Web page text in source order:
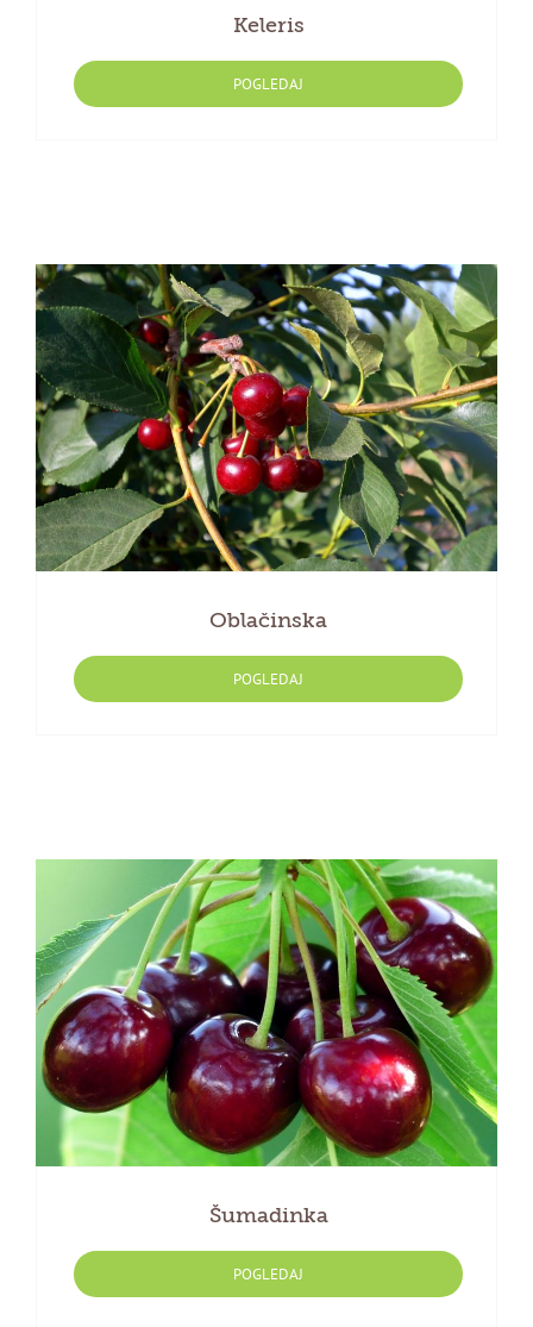
Keleris
POGLEDAJ
Oblačinska
POGLEDAJ
Šumadinka
POGLEDAJ